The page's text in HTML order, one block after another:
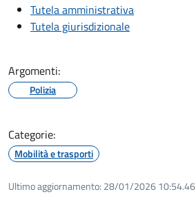
Tutela amministrativa
Tutela giurisdizionale
Argomenti:
Polizia
Categorie:
Mobilità e trasporti
Ultimo aggiornamento: 28/01/2026 10:54.46